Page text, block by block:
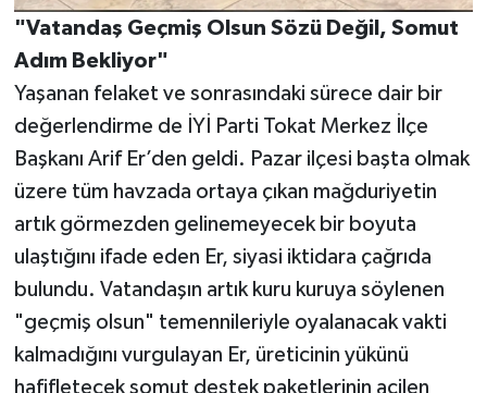
"Vatandaş Geçmiş Olsun Sözü Değil, Somut
Adım Bekliyor"
Yaşanan felaket ve sonrasındaki sürece dair bir
değerlendirme de İYİ Parti Tokat Merkez İlçe
Başkanı Arif Er’den geldi. Pazar ilçesi başta olmak
üzere tüm havzada ortaya çıkan mağduriyetin
artık görmezden gelinemeyecek bir boyuta
ulaştığını ifade eden Er, siyasi iktidara çağrıda
bulundu. Vatandaşın artık kuru kuruya söylenen
"geçmiş olsun" temennileriyle oyalanacak vakti
kalmadığını vurgulayan Er, üreticinin yükünü
hafifletecek somut destek paketlerinin acilen